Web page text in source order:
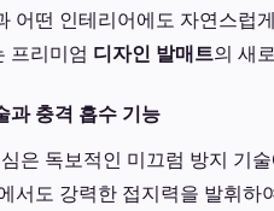
어떤 인테리어에도 자연스럽
프리미엄 디자인 발매트의 새
과 충격 흡수 기능
은 독보적인 미끄럼 방지 기
서도 강력한 접지력을 발휘